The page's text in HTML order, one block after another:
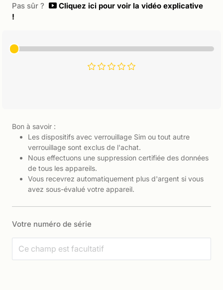
Pas sûr ?
Cliquez ici pour voir la vidéo explicative
!
Bon à savoir :
Les dispositifs avec verrouillage Sim ou tout autre
verrouillage sont exclus de l'achat.
Nous effectuons une suppression certifiée des données
de tous les appareils.
Vous recevrez automatiquement plus d'argent si vous
avez sous-évalué votre appareil.
Votre numéro de série